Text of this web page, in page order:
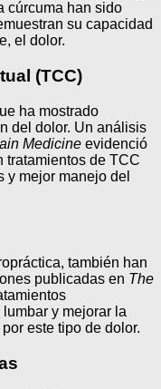
cúrcuma han sido
su capacidad
el dolor.
(TCC)
ha mostrado
del dolor. Un análisis
Medicine evidenció
tratamientos de TCC
y mejor manejo del
también han
publicadas en The
y mejorar la
este tipo de dolor.